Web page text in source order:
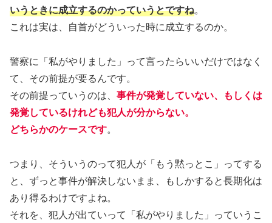
いうときに成立するのかっていうとですね。
これは実は、自首がどういった時に成立するのか。
警察に「私がやりました」って言ったらいいだけではなく
て、その前提が要るんです。
その前提っていうのは、 事件が発覚していない、もしくは
発覚しているけれども犯人が分からない。
どちらかのケースです。
つまり、そういうのって犯人が「もう黙っとこ」ってする
と、ずっと事件が解決しないまま、もしかすると長期化は
あり得るわけですよね。
それを、犯人が出ていって「私がやりました」っていうこ